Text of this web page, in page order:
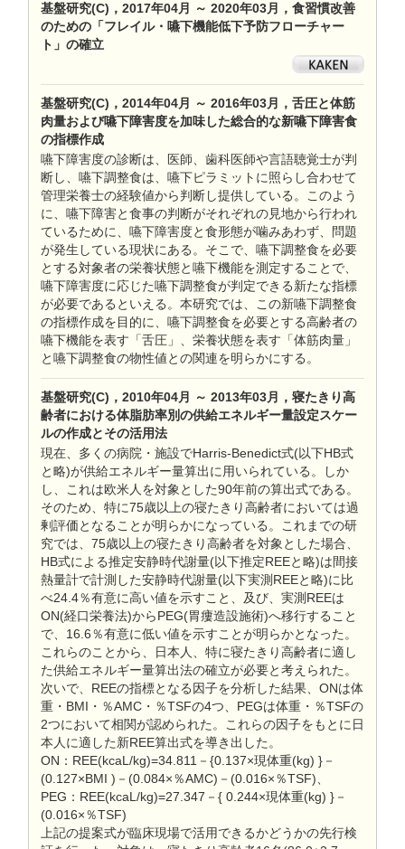
基盤研究(C)，2017年04月 ～ 2020年03月，食習慣改善
のための「フレイル・嚥下機能低下予防フローチャー
ト」の確立
基盤研究(C)，2014年04月 ～ 2016年03月，舌圧と体筋
肉量および嚥下障害度を加味した総合的な新嚥下障害食
の指標作成
嚥下障害度の診断は、医師、歯科医師や言語聴覚士が判
断し、嚥下調整食は、嚥下ピラミットに照らし合わせて
管理栄養士の経験値から判断し提供している。このよう
に、嚥下障害と食事の判断がそれぞれの見地から行われ
ているために、嚥下障害度と食形態が噛みあわず、問題
が発生している現状にある。そこで、嚥下調整食を必要
とする対象者の栄養状態と嚥下機能を測定することで、
嚥下障害度に応じた嚥下調整食が判定できる新たな指標
が必要であるといえる。本研究では、この新嚥下調整食
の指標作成を目的に、嚥下調整食を必要とする高齢者の
嚥下機能を表す「舌圧」、栄養状態を表す「体筋肉量」
と嚥下調整食の物性値との関連を明らかにする。
基盤研究(C)，2010年04月 ～ 2013年03月，寝たきり高
齢者における体脂肪率別の供給エネルギー量設定スケー
ルの作成とその活用法
現在、多くの病院・施設でHarris-Benedict式(以下HB式
と略)が供給エネルギー量算出に用いられている。しか
し、これは欧米人を対象とした90年前の算出式である。
そのため、特に75歳以上の寝たきり高齢者においては過
剰評価となることが明らかになっている。これまでの研
究では、75歳以上の寝たきり高齢者を対象とした場合、
HB式による推定安静時代謝量(以下推定REEと略)は間接
熱量計で計測した安静時代謝量(以下実測REEと略)に比
べ24.4％有意に高い値を示すこと、及び、実測REEは
ON(経口栄養法)からPEG(胃瘻造設施術)へ移行すること
で、16.6％有意に低い値を示すことが明らかとなった。
これらのことから、日本人、特に寝たきり高齢者に適し
た供給エネルギー量算出法の確立が必要と考えられた。
次いで、REEの指標となる因子を分析した結果、ONは体
重・BMI・％AMC・％TSFの4つ、PEGは体重・％TSFの
2つにおいて相関が認められた。これらの因子をもとに日
本人に適した新REE算出式を導き出した。
ON：REE(kcaL/kg)=34.811－{0.137×現体重(kg) }－
(0.127×BMI )－(0.084×％AMC)－(0.016×％TSF)、
PEG：REE(kcaL/kg)=27.347－{ 0.244×現体重(kg) }－
(0.016×％TSF)
上記の提案式が臨床現場で活用できるかどうかの先行検